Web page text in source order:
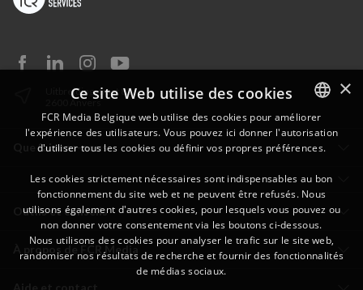
Que faisons-nous
Outils et conseils
À propos de FCR Media
Uitbreidingstraat 82
2600 Anvers
DUTCH
×
Ce site Web utilise des cookies
FCR Media Belgique web utilise des cookies pour améliorer
l'expérience des utilisateurs. Vous pouvez ici donner l'autorisation
d'utiliser tous les cookies ou définir vos propres préférences.
Les cookies strictement nécessaires sont indispensables au bon
fonctionnement du site web et ne peuvent être refusés. Nous
utilisons également d'autres cookies, pour lesquels vous pouvez ou
non donner votre consentement via les boutons ci-dessous.
Nous utilisons des cookies pour analyser le trafic sur le site web,
randomiser nos résultats de recherche et fournir des fonctionnalités
de médias sociaux.